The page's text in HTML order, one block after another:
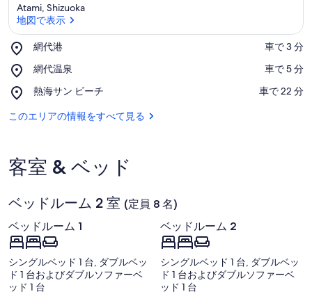
Atami, Shizuoka
地図で表示
網代港
Place,
代
港
‪車で 3 分‬
網代温泉
Place,
代
泉
‪車で 5 分‬
熱海サン ビーチ
Place,
海
ー
チ
‪車で 22 分‬
このエリアの情報をすべて見る
客室 & ベッド
ベッドルーム 2 室 (定員 8 名)
ベッドルーム 1
シングルベッド 1 台, ダブルベッ
ド 1 台およびダブルソファーベ
ッド 1 台
ベッドルーム 2
シングルベッド 1 台, ダブルベッ
ド 1 台およびダブルソファーベ
ッド 1 台